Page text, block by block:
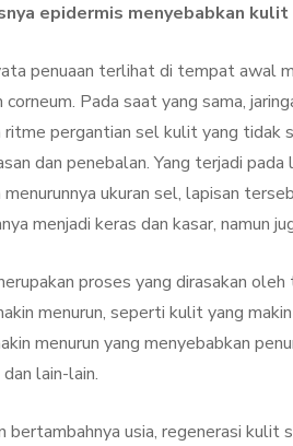
epidermis menyebabkan
penuaan terlihat di tempat awal
Pada saat yang sama,
ritme pergantian sel kulit yang tidak
dan penebalan. Yang terjadi
menurunnya ukuran sel, lapisan
menjadi keras dan kasar, namun
proses yang dirasakan
menurun, seperti kulit yang
menurun yang menyebabkan
lain-lain.
bertambahnya usia, regenerasi
Manfaat
By Sylmi Munaji